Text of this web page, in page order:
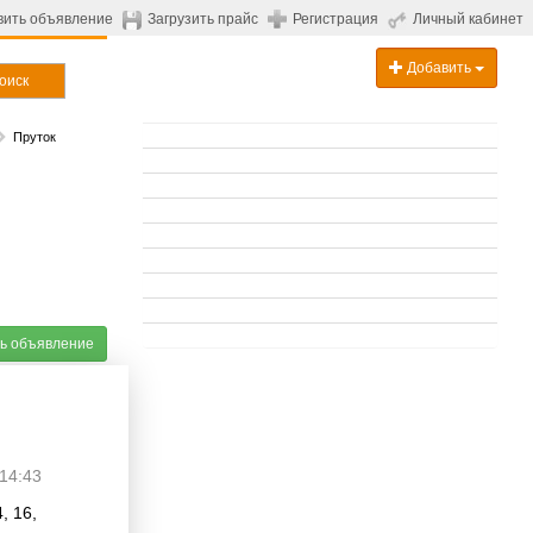
объявление Загрузить прайс Регистрация Личный кабинет
Добавить
Пруток
объявление
16,